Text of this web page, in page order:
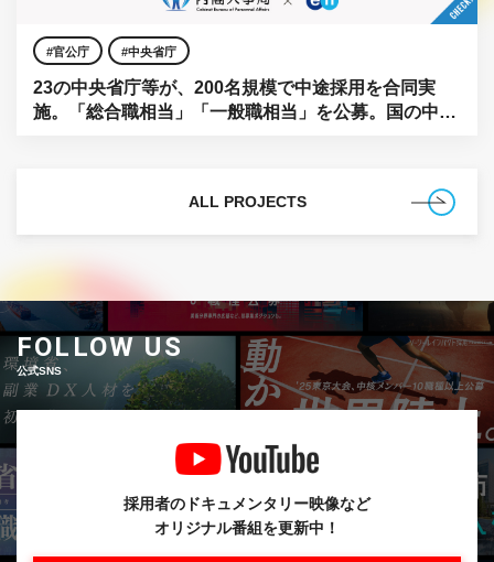
官公庁 中央省庁
23の中央省庁等が、200名規模で中途採用を合同実
施。「総合職相当」「一般職相当」を公募。国の中枢
ALL PROJECTS
FOLLOW US
公式SNS
採用者のドキュメンタリー映像など
オリジナル番組を更新中！